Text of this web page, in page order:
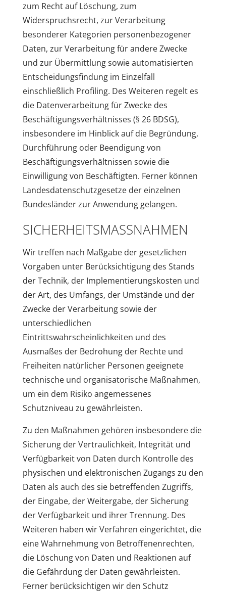
zum Recht auf Löschung, zum
Widerspruchsrecht, zur Verarbeitung
besonderer Kategorien personenbezogener
Daten, zur Verarbeitung für andere Zwecke
und zur Übermittlung sowie automatisierten
Entscheidungsfindung im Einzelfall
einschließlich Profiling. Des Weiteren regelt es
die Datenverarbeitung für Zwecke des
Beschäftigungsverhältnisses (§ 26 BDSG),
insbesondere im Hinblick auf die Begründung,
Durchführung oder Beendigung von
Beschäftigungsverhältnissen sowie die
Einwilligung von Beschäftigten. Ferner können
Landesdatenschutzgesetze der einzelnen
Bundesländer zur Anwendung gelangen.
SICHERHEITSMASSNAHMEN
Wir treffen nach Maßgabe der gesetzlichen
Vorgaben unter Berücksichtigung des Stands
der Technik, der Implementierungskosten und
der Art, des Umfangs, der Umstände und der
Zwecke der Verarbeitung sowie der
unterschiedlichen
Eintrittswahrscheinlichkeiten und des
Ausmaßes der Bedrohung der Rechte und
Freiheiten natürlicher Personen geeignete
technische und organisatorische Maßnahmen,
um ein dem Risiko angemessenes
Schutzniveau zu gewährleisten.
Zu den Maßnahmen gehören insbesondere die
Sicherung der Vertraulichkeit, Integrität und
Verfügbarkeit von Daten durch Kontrolle des
physischen und elektronischen Zugangs zu den
Daten als auch des sie betreffenden Zugriffs,
der Eingabe, der Weitergabe, der Sicherung
der Verfügbarkeit und ihrer Trennung. Des
Weiteren haben wir Verfahren eingerichtet, die
eine Wahrnehmung von Betroffenenrechten,
die Löschung von Daten und Reaktionen auf
die Gefährdung der Daten gewährleisten.
Ferner berücksichtigen wir den Schutz